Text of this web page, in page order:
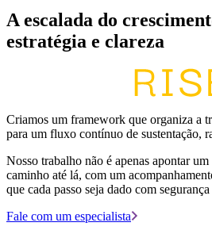
A escalada do
estratégia e clareza
Criamos um framework que organiza a
para um fluxo contínuo de sustentação,
Nosso trabalho não é apenas apontar
caminho até lá, com um
que cada passo seja dado com
Fale com um especialista